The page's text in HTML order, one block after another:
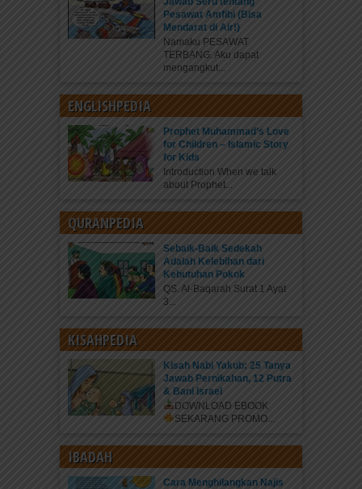
Pesawat Amfibi (Bisa
Mendarat di Air!)
Namaku PESAWAT
TERBANG. Aku dapat
mengangkut...
ENGLISHPEDIA
Prophet Muhammad’s Love
for Children – Islamic Story
for Kids
Introduction When we talk
about Prophet...
QURANPEDIA
Sebaik-Baik Sedekah
Adalah Kelebihan dari
Kebutuhan Pokok
QS. Al-Baqarah Surat 1 Ayat
3...
KISAHPEDIA
Kisah Nabi Yakub: 25 Tanya
Jawab Pernikahan, 12 Putra
& Bani Israel
DOWNLOAD EBOOK
SEKARANG PROMO...
IBADAH
Cara Menghilangkan Najis